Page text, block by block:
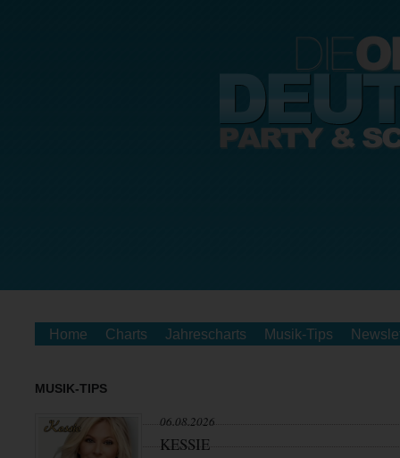
Home Charts Jahrescharts Musik-Tips
MUSIK-TIPS
06.08.2026
KESSIE